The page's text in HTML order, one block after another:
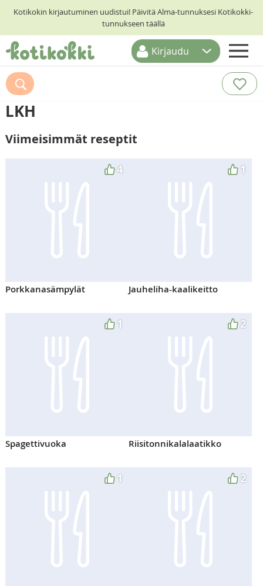
Kotikokin kirjautuminen uudistui! Päivitä Alma-tunnuksesi Kotikokki-
tunnukseen täällä
ETUSIVU
RESEPTIHAKU
RUOKATEEMAT
KESKUSTELUT
Kirjaudu
LKH
Viimeisimmät reseptit
4
Porkkanasämpylät
1
Jauheliha-kaalikeitto
1
Spagettivuoka
2
Riisitonnikalalaatikko
1 2